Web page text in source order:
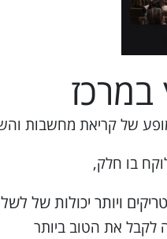
במרכז
של קריאת מחשבות
בו חלק,
ויותר יכולות של
לקבל את הטוב ביותר